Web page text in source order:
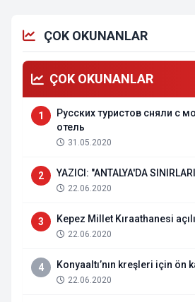
ÇOK OKUNANLAR
ÇOK OKUNANLAR
1
Русских туристов сняли с
отель
31.05.2020
2 YAZICI: "ANTALYA'DA
22.06.2020
3 Kepez Millet Kıraathanesi
22.06.2020
4 Konyaaltı’nın kreşleri için ön
22.06.2020